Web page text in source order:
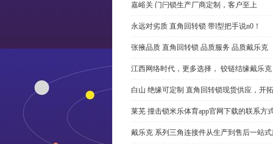
嘉峪关 门闩锁生产厂商定制，客户至上
永远对劣质 直角回转锁 带l型把手说n0！
张掖品质 直角回转锁 品质服务 品质戴乐克
江西网络时代，更多选择， 铰链结缘戴乐克
白山 绝缘可定制 直角回转锁现货供应，开
莱芜 撞击锁米乐体育app官网下载的联系方
戴乐克 系列三角连接件从生产到售后一站